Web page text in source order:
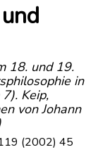
18. und 19.
in
Keip,
von Johann
(2002) 45